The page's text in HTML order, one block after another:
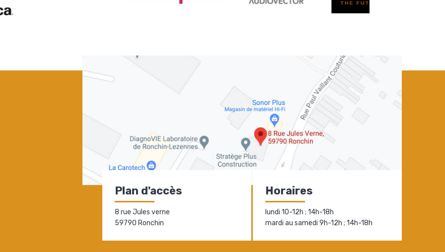
Plan d'accès
8 rue Jules verne
59790 Ronchin
Horaires
lundi 10-12h ; 14h-18h
mardi au samedi 9h-12h ; 14h-18h